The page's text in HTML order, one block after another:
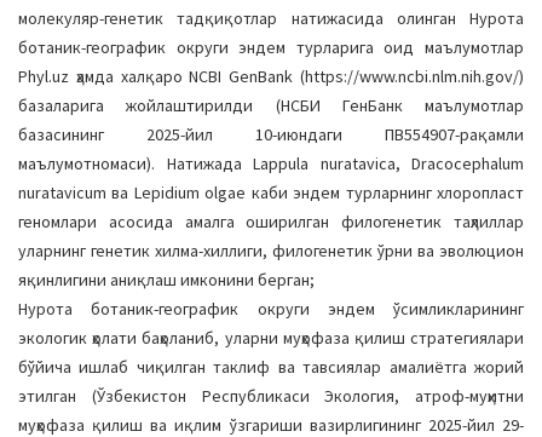
молекуляр-генетик тадқиқотлар натижасида олинган Нурота
ботаник-географик округи эндем турларига оид маълумотлар
Phyl.uz ҳамда халқаро NCBI GenBank (https://www.ncbi.nlm.nih.gov/)
базаларига жойлаштирилди (НCБИ ГенБанк маълумотлар
базасининг 2025-йил 10-июндаги ПВ554907-рақамли
маълумотномаси). Натижада Lappula nuratavica, Dracocephalum
nuratavicum ва Lepidium olgae каби эндем турларнинг хлоропласт
геномлари асосида амалга оширилган филогенетик таҳлиллар
уларнинг генетик хилма-хиллиги, филогенетик ўрни ва эволюцион
яқинлигини аниқлаш имконини берган;
Нурота ботаник-географик округи эндем ўсимликларининг
экологик ҳолати баҳоланиб, уларни муҳофаза қилиш стратегиялари
бўйича ишлаб чиқилган таклиф ва тавсиялар амалиётга жорий
этилган (Ўзбекистон Республикаси Экология, атроф-муҳитни
муҳофаза қилиш ва иқлим ўзгариши вазирлигининг 2025-йил 29-